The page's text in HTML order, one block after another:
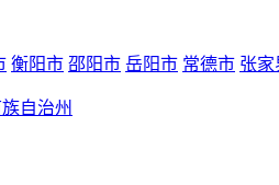
衡阳市 邵阳市 岳阳市 常德市 张家
自治州